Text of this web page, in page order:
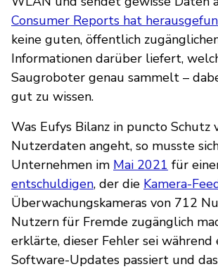
Consumer Reports hat
keine guten, öffentlich
Informationen darüber liefert,
Saugroboter genau sammelt –
gut zu wissen.
Was Eufys Bilanz in puncto Schutz
Nutzerdaten angeht, so musste
Unternehmen im Mai 2021 für
entschuldigen, der die Kamera-
Überwachungskameras von 712
Nutzern für Fremde zugänglich
erklärte, dieser Fehler sei während
Software-Updates passiert und